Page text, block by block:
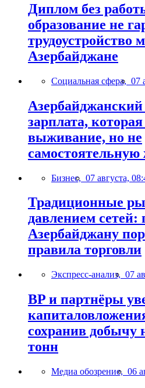
Диплом без
образование не
трудоустройство
Азербайджане
Социальная сфера, 07
зарплата,
выживание, но не
самостоятельную
Бизнес, 07 августа,
Традиционные
давлением сетей:
Азербайджану
правила торговли
Экспресс-анализ, 07
BP и партнёры
сохранив добычу
тонн
Медиа обозрение, 06